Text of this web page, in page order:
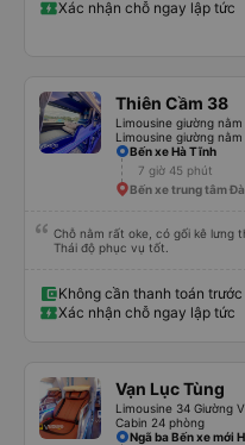
thời gian dự kiến. 10 điểm, lần sau có nhu cầu sẽ chọn nhà xe này để đi Vinh
<-> Đà Nẵng
Xác nhận chỗ ngay lập tức
Thiên Cầm 38
Limousine giường
Limousine giường
Bến xe Hà Tĩnh
7 giờ 45 phút
Bến xe trung tâm
Chỗ nằm rất oke, có gối kê lưng
Thái độ phục vụ tốt.
Không cần thanh toán trước
Xác nhận chỗ ngay lập tức
Vạn Lục Tùng
Limousine 34 Giường
Cabin 24 phòng
Ngã ba Bến xe mới